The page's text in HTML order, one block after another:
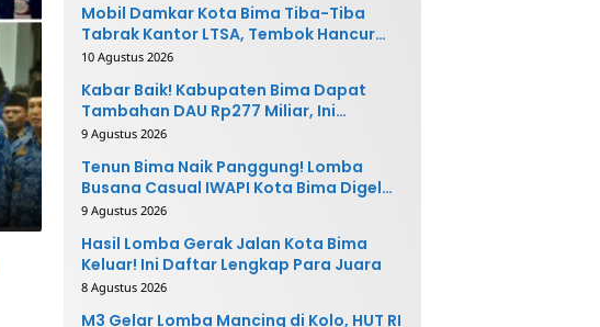
Mobil Damkar Kota Bima Tiba-Tiba
Tabrak Kantor LTSA, Tembok Hancur
Berantakan
10 Agustus 2026
Kabar Baik! Kabupaten Bima Dapat
Tambahan DAU Rp277 Miliar, Ini
Prioritasnya
9 Agustus 2026
Tenun Bima Naik Panggung! Lomba
Busana Casual IWAPI Kota Bima Digelar
Spektakuler
9 Agustus 2026
Hasil Lomba Gerak Jalan Kota Bima
Keluar! Ini Daftar Lengkap Para Juara
8 Agustus 2026
M3 Gelar Lomba Mancing di Kolo, HUT RI